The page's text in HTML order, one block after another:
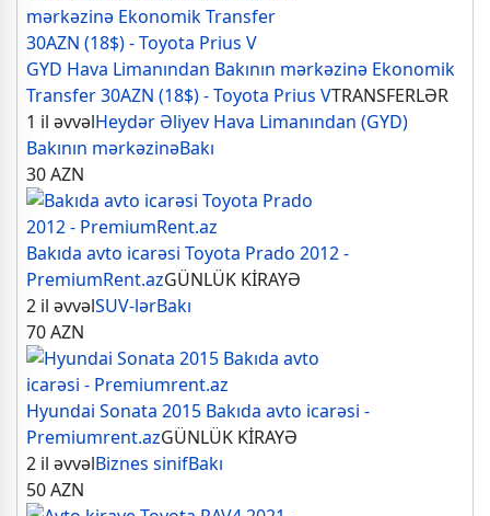
GYD Hava Limanından Bakının mərkəzinə Ekonomik
Transfer 30AZN (18$) - Toyota Prius VTRANSFERLƏR
1 il əvvəlHeydər Əliyev Hava Limanından (GYD)
Bakının mərkəzinəBakı
30AZN
Bakıda avto icarəsi Toyota Prado 2012 -
PremiumRent.azGÜNLÜK KİRAYƏ
2 il əvvəlSUV-lərBakı
70AZN
Hyundai Sonata 2015 Bakıda avto icarəsi -
Premiumrent.azGÜNLÜK KİRAYƏ
2 il əvvəlBiznes sinifBakı
50AZN